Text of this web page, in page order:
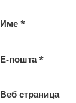
Име*
Е-пошта*
Веб страница